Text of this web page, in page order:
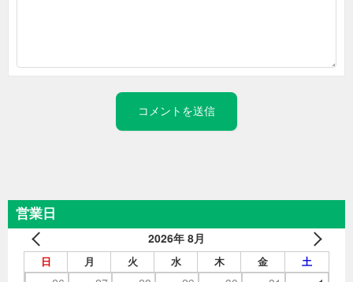
営業日
2026年 8月
日 月 火 水 木 金 土